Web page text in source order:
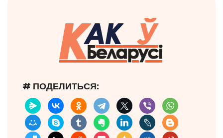
# ПОДЕЛИТЬСЯ: